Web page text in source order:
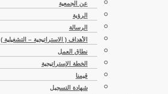
عن الجمعية
الرؤية
الرسالة
الأهداف ( الاستراتيجية – التشغيلية )
نطاق العمل
الخطة الإستراتيجية
قيمنا
شهادة التسجيل